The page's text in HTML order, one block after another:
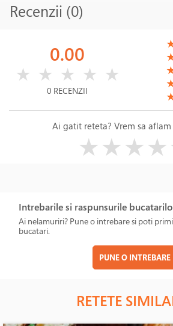
Recenzii (0)
0.00
★ ★ ★ ★ ★
0 RECENZII
Ai gatit reteta? Vrem sa
★★★★
Intrebarile si raspunsurile
Ai nelamuriri? Pune o intrebare si poti
bucatari.
PUNE O INTREBARE
RETETE